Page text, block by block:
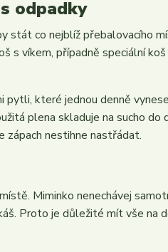
odpadky
stát co nejblíž přebalovacího
s víkem, případně speciální
pytli, které jednou denně
plena skladuje na sucho do
zápach nestihne nastřádat.
Miminko nenechávej
Proto je důležité mít vše na